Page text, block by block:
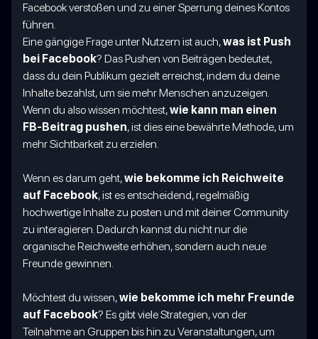
Facebook verstoßen und zu einer Sperrung deines Kontos
führen.
Eine gängige Frage unter Nutzern ist auch,was ist Push
bei Facebook? Das Pushen von Beiträgen bedeutet,
dass du dein Publikum gezielt erreichst, indem du deine
Inhalte bezahlst, um sie mehr Menschen anzuzeigen.
Wenn du also wissen möchtest,wie kann man einen
FB-Beitrag pushen, ist dies eine bewährte Methode, um
mehr Sichtbarkeit zu erzielen.
Wenn es darum geht,wie bekomme ich Reichweite
auf Facebook, ist es entscheidend, regelmäßig
hochwertige Inhalte zu posten und mit deiner Community
zu interagieren. Dadurch kannst du nicht nur die
organische Reichweite erhöhen, sondern auch neue
Freunde gewinnen.
Möchtest du wissen,wie bekomme ich mehr Freunde
auf Facebook? Es gibt viele Strategien, von der
Teilnahme an Gruppen bis hin zu Veranstaltungen, um